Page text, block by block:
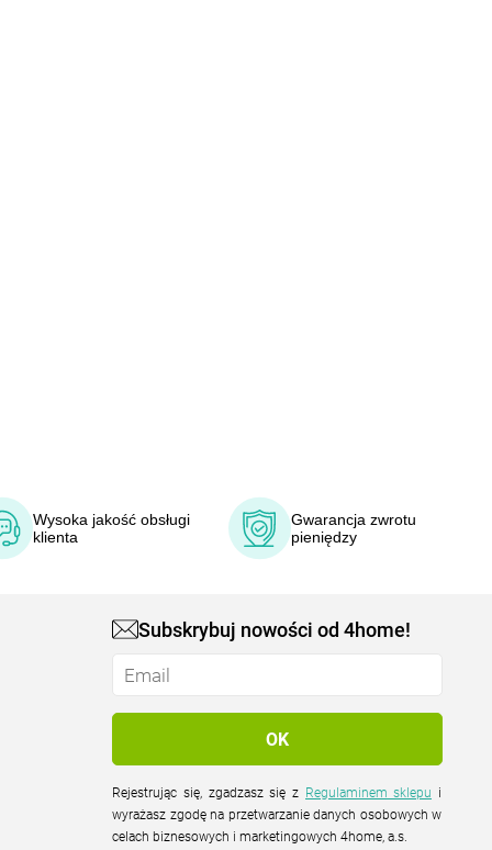
Wysoka jakość obsługi
klienta
Gwarancja zwrotu
pieniędzy
Subskrybuj nowości od 4home!
Rejestrując się, zgadzasz się z Regulaminem sklepu
wyrażasz zgodę na przetwarzanie danych osobowych w
celach biznesowych i marketingowych 4home, a.s.